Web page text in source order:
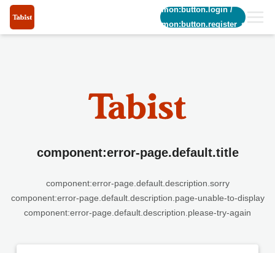
common:button.login/
common:button.register_short
component:error-page.default.title
component:error-page.default.description.sorry
component:error-page.default.description.page-unable-to-display
component:error-page.default.description.please-try-again